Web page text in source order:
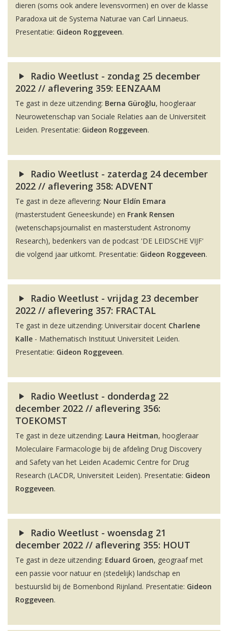
dieren (soms ook andere levensvormen) en over de klasse
Paradoxa uit de Systema Naturae van Carl Linnaeus.
Presentatie: Gideon Roggeveen.
Radio Weetlust - zondag 25 december
2022 // aflevering 359: EENZAAM
Te gast in deze uitzending: Berna Güroğlu, hoogleraar
Neurowetenschap van Sociale Relaties aan de Universiteit
Leiden. Presentatie: Gideon Roggeveen.
Radio Weetlust - zaterdag 24 december
2022 // aflevering 358: ADVENT
Te gast in deze aflevering: Nour Eldín Emara
(masterstudent Geneeskunde) en Frank Rensen
(wetenschapsjournalist en masterstudent Astronomy
Research), bedenkers van de podcast 'DE LEIDSCHE VIJF'
die volgend jaar uitkomt. Presentatie: Gideon Roggeveen.
Radio Weetlust - vrijdag 23 december
2022 // aflevering 357: FRACTAL
Te gast in deze uitzending: Universitair docent Charlene
Kalle - Mathematisch Instituut Universiteit Leiden.
Presentatie: Gideon Roggeveen.
Radio Weetlust - donderdag 22
december 2022 // aflevering 356:
TOEKOMST
Te gast in deze uitzending: Laura Heitman, hoogleraar
Moleculaire Farmacologie bij de afdeling Drug Discovery
and Safety van het Leiden Academic Centre for Drug
Research (LACDR, Universiteit Leiden). Presentatie: Gideon
Roggeveen.
Radio Weetlust - woensdag 21
december 2022 // aflevering 355: HOUT
Te gast in deze uitzending: Eduard Groen, geograaf met
een passie voor natuur en (stedelijk) landschap en
bestuurslid bij de Bomenbond Rijnland. Presentatie: Gideon
Roggeveen.